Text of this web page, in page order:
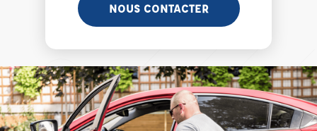
NOUS CONTACTER